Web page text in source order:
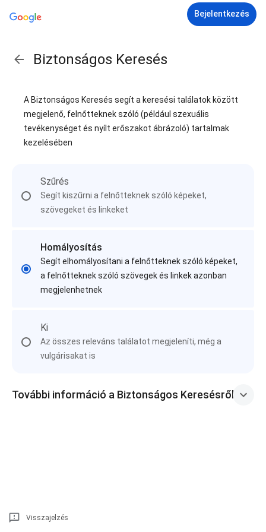
Bejelentkezés
Biztonságos Keresés
A Biztonságos Keresés segít a keresési találatok között
megjelenő, felnőtteknek szóló (például szexuális
tevékenységet és nyílt erőszakot ábrázoló) tartalmak
kezelésében
Szűrés
Segít kiszűrni a felnőtteknek szóló képeket,
szövegeket és linkeket
Homályosítás
Segít elhomályosítani a felnőtteknek szóló képeket,
a felnőtteknek szóló szövegek és linkek azonban
megjelenhetnek
Ki
Az összes releváns találatot megjeleníti, még a
vulgárisakat is
További információ a Biztonságos Keresésről
Visszajelzés